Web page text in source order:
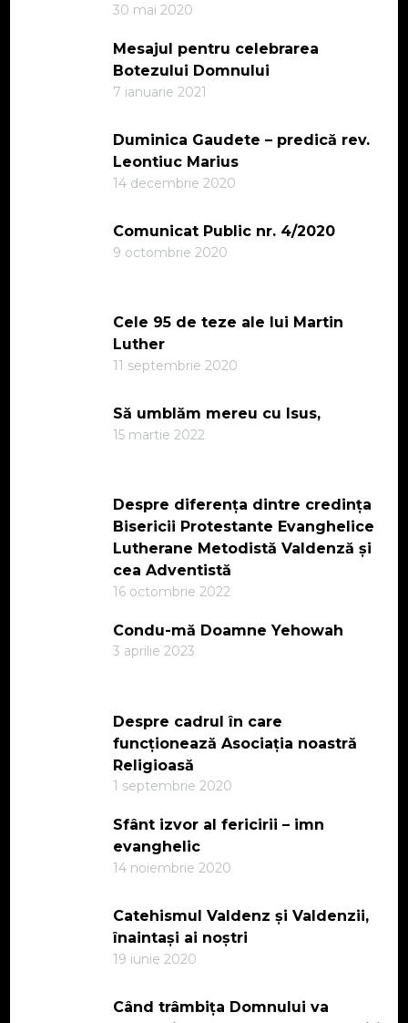
30 mai 2020
Mesajul pentru celebrarea
Botezului Domnului
7 ianuarie 2021
Duminica Gaudete – predică rev.
Leontiuc Marius
14 decembrie 2020
Comunicat Public nr. 4/2020
9 octombrie 2020
Cele 95 de teze ale lui Martin
Luther
11 septembrie 2020
Să umblăm mereu cu Isus,
15 martie 2022
Despre diferența dintre credința
Bisericii Protestante Evanghelice
Lutherane Metodistă Valdenză și
cea Adventistă
16 octombrie 2022
Condu-mă Doamne Yehowah
3 aprilie 2023
Despre cadrul în care
funcționează Asociația noastră
Religioasă
1 septembrie 2020
Sfânt izvor al fericirii – imn
evanghelic
14 noiembrie 2020
Catehismul Valdenz și Valdenzii,
înaintași ai noștri
19 iunie 2020
Când trâmbița Domnului va